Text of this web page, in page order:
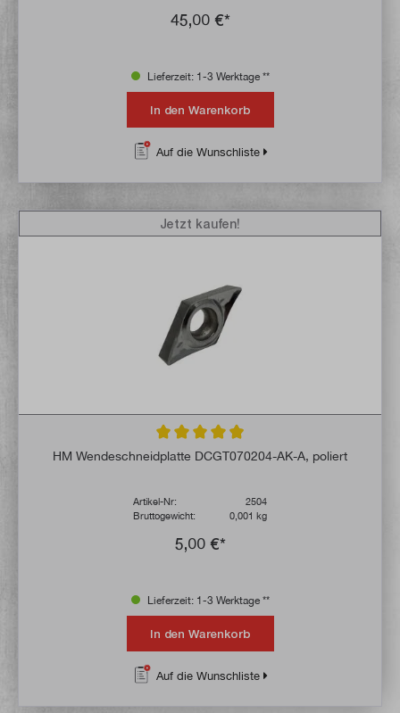
45,00 €*
Lieferzeit: 1-3 Werktage **
In den Warenkorb
Auf die Wunschliste
Durchschnittliche Bewertung von 4.9 von
HM Wendeschneidplatte DCGT070204-AK-A, poliert
Artikel-Nr:
2504
Bruttogewicht:
0,001 kg
5,00 €*
Jetzt kaufen!
Lieferzeit: 1-3 Werktage **
In den Warenkorb
Auf die Wunschliste